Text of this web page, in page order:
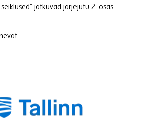
jätkuvad järjejutu 2. osas